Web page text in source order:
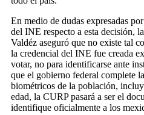
En medio de dudas expresadas
del INE respecto a esta decisión,
Valdéz aseguró que no existe tal
la credencial del INE fue creada
votar, no para identificarse ante
que el gobierno federal complete
biométricos de la población,
edad, la CURP pasará a ser el
identifique oficialmente a los